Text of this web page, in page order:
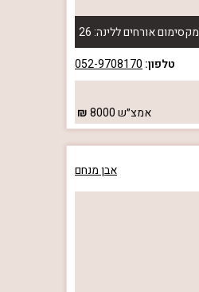
מקסימום אורחים ללינה: 26
טלפון: 052-9708170
אמצ״ש8000
אבן מנחם